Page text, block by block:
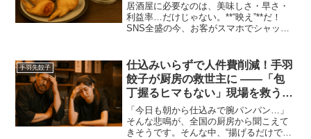
居酒屋に必要なのは、美味しさ・早さ・
利益率…だけじゃない。**“映え”**だ！
SNS全盛の今、お客がスマホでシャッタ
ません。
手羽先餃子
仕込みいらずで人件費削減！手羽
餃子が厨房の救世主に ――「包
丁握るヒマもない」現場を救う、
冷凍庫のヒーロー
「今日も朝から仕込みで腕パンパン…」
そんな悲鳴が、全国の厨房から聞こえて
きそうです。そんな中、“揚げるだけで完